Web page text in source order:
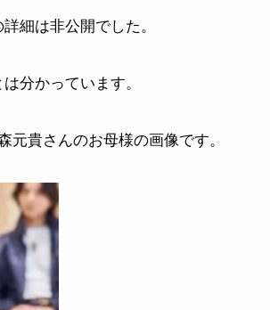
細は非公開でした。
分かっています。
貴さんのお母様の画像です。